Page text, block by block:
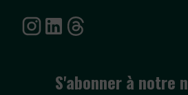
S'abonner à notre